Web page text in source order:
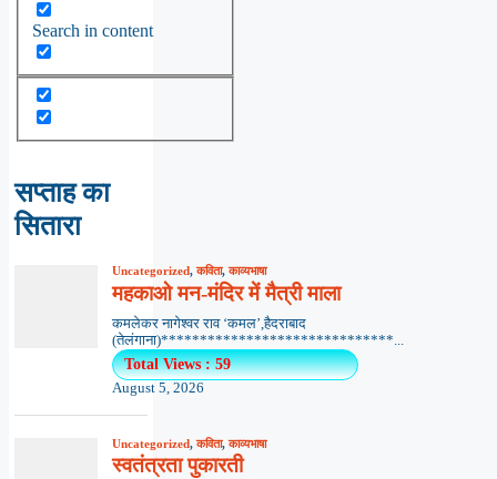
Search in content
सप्ताह का
सितारा
Uncategorized,कविता,काव्यभाषा
महकाओ मन-मंदिर में मैत्री माला
कमलेकर नागेश्वर राव ‘कमल’,हैदराबाद
(तेलंगाना)******************************...
Total Views : 59
August 5, 2026
Uncategorized,कविता,काव्यभाषा
स्वतंत्रता पुकारती